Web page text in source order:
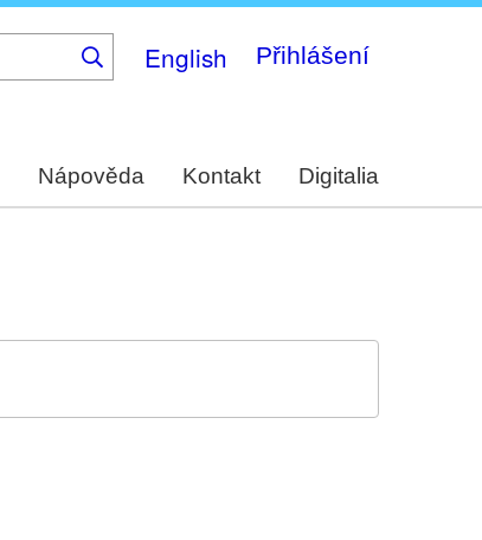
English Přihlášení
Nápověda Kontakt Digitalia